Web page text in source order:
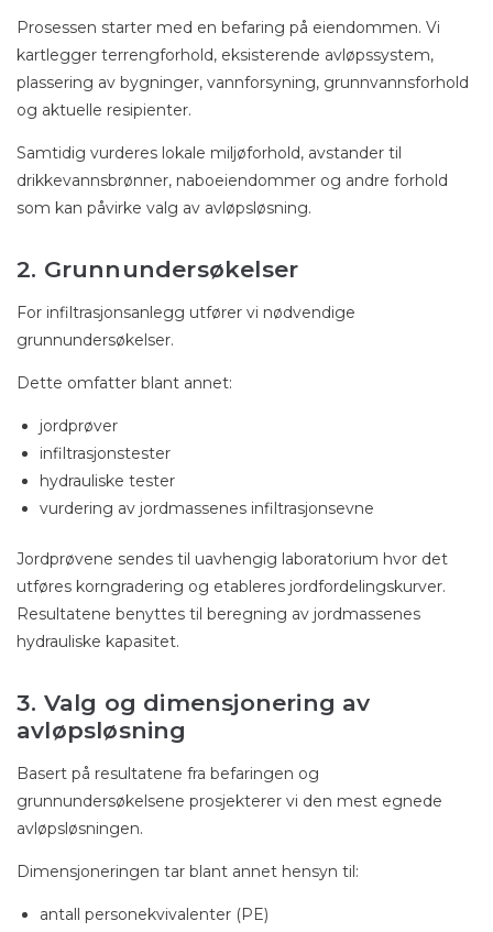
Prosessen starter med en befaring på eiendommen. Vi
kartlegger terrengforhold, eksisterende avløpssystem,
plassering av bygninger, vannforsyning, grunnvannsforhold
og aktuelle resipienter.
Samtidig vurderes lokale miljøforhold, avstander til
drikkevannsbrønner, naboeiendommer og andre forhold
som kan påvirke valg av avløpsløsning.
2. Grunnundersøkelser
For infiltrasjonsanlegg utfører vi nødvendige
grunnundersøkelser.
Dette omfatter blant annet:
jordprøver
infiltrasjonstester
hydrauliske tester
vurdering av jordmassenes infiltrasjonsevne
Jordprøvene sendes til uavhengig laboratorium hvor det
utføres korngradering og etableres jordfordelingskurver.
Resultatene benyttes til beregning av jordmassenes
hydrauliske kapasitet.
3. Valg og dimensjonering av
avløpsløsning
Basert på resultatene fra befaringen og
grunnundersøkelsene prosjekterer vi den mest egnede
avløpsløsningen.
Dimensjoneringen tar blant annet hensyn til:
antall personekvivalenter (PE)